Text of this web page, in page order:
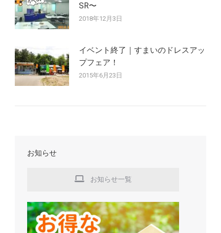
SR〜
2018年12月3日
イベント終了｜すまいのドレスアッ
プフェア！
2015年6月23日
お知らせ
お知らせ一覧